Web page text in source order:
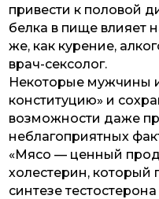
привести к половой
белка в пище влияет
же, как курение,
врач-сексолог.
Некоторые мужчины
конституцию» и
возможности даже
неблагоприятных
«Мясо — ценный
холестерин, который
синтезе